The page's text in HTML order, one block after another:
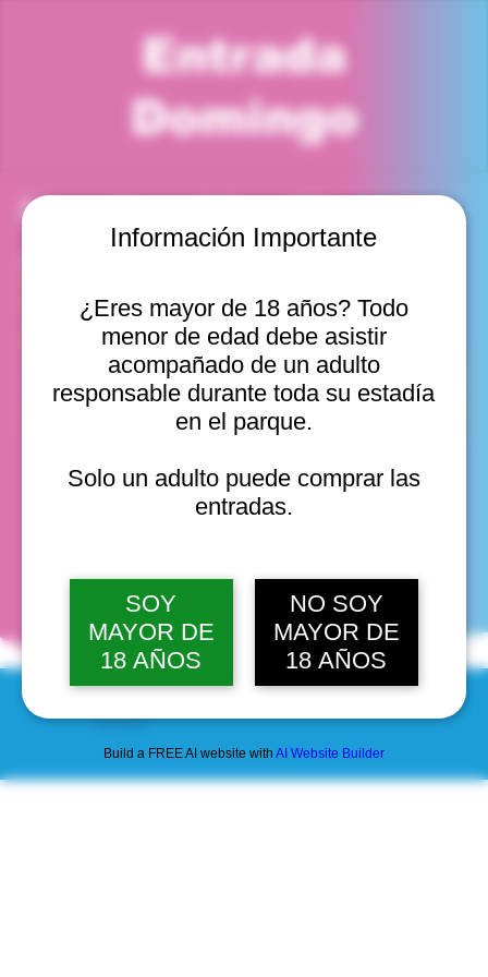
Información Importante
¿Eres mayor de 18 años? Todo
menor de edad debe asistir
acompañado de un adulto
responsable durante toda su estadía
en el parque.
Solo un adulto puede comprar las
entradas.
SOY
MAYOR DE
18 AÑOS
NO SOY
MAYOR DE
18 AÑOS
Build a FREE AI website with AI Website Builder
Entrada
Domingo
Horario y ubicación
Valparaíso, Chile
Otras fechas
dom, 09 ago, 10:00 a. m.
dom, 09 ago, 11:00 a. m.
dom, 09 ago, 12:00 p. m.
Ver 20
fechas